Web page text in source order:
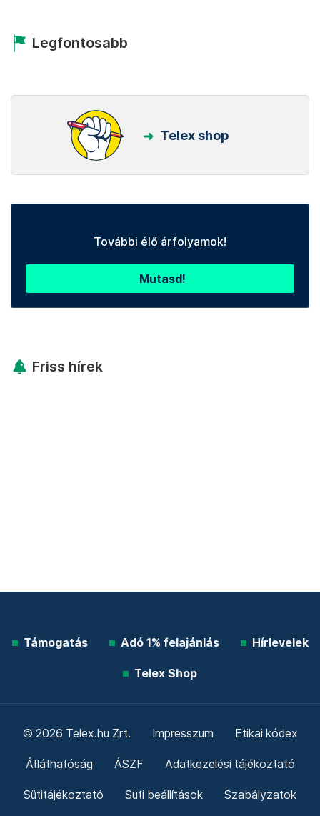
Legfontosabb
Telex shop
További élő árfolyamok!
Mutasd!
Friss hírek
Támogatás Adó 1% felajánlás Hírlevelek
Telex Shop
© 2026 Telex.hu Zrt. Impresszum Etikai kódex
Átláthatóság ÁSZF Adatkezelési tájékoztató
Sütitájékoztató Süti beállítások Szabályzatok